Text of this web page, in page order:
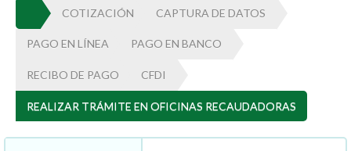
COTIZACIÓN CAPTURA DE DATOS
PAGO EN LÍNEA PAGO EN BANCO
RECIBO DE PAGO CFDI
REALIZAR TRÁMITE EN OFICINAS RECAUDADORAS